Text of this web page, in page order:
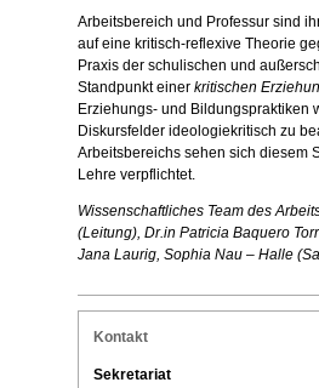
Arbeitsbereich und Professur sind
auf eine kritisch-reflexive Theorie
Praxis der schulischen und
Standpunkt einer kritischen
Erziehungs- und Bildungspraktiken
Diskursfelder ideologiekritisch zu
Arbeitsbereichs sehen sich diesem
Lehre verpflichtet.
Wissenschaftliches Team des
(Leitung), Dr.in Patricia Baquero
Jana Laurig, Sophia Nau – Halle
Kontakt
Sekretariat